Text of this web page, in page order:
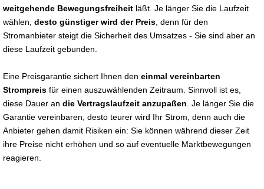
weitgehende Bewegungsfreiheit läßt. Je länger Sie die Laufzeit
wählen, desto günstiger wird der Preis , denn für den
Stromanbieter steigt die Sicherheit des Umsatzes - Sie sind aber an
diese Laufzeit gebunden.
Eine Preisgarantie sichert Ihnen den einmal vereinbarten
Strompreis für einen auszuwählenden Zeitraum. Sinnvoll ist es,
diese Dauer an die Vertragslaufzeit anzupaßen . Je länger Sie die
Garantie vereinbaren, desto teurer wird Ihr Strom, denn auch die
Anbieter gehen damit Risiken ein: Sie können während dieser Zeit
ihre Preise nicht erhöhen und so auf eventuelle Marktbewegungen
reagieren.